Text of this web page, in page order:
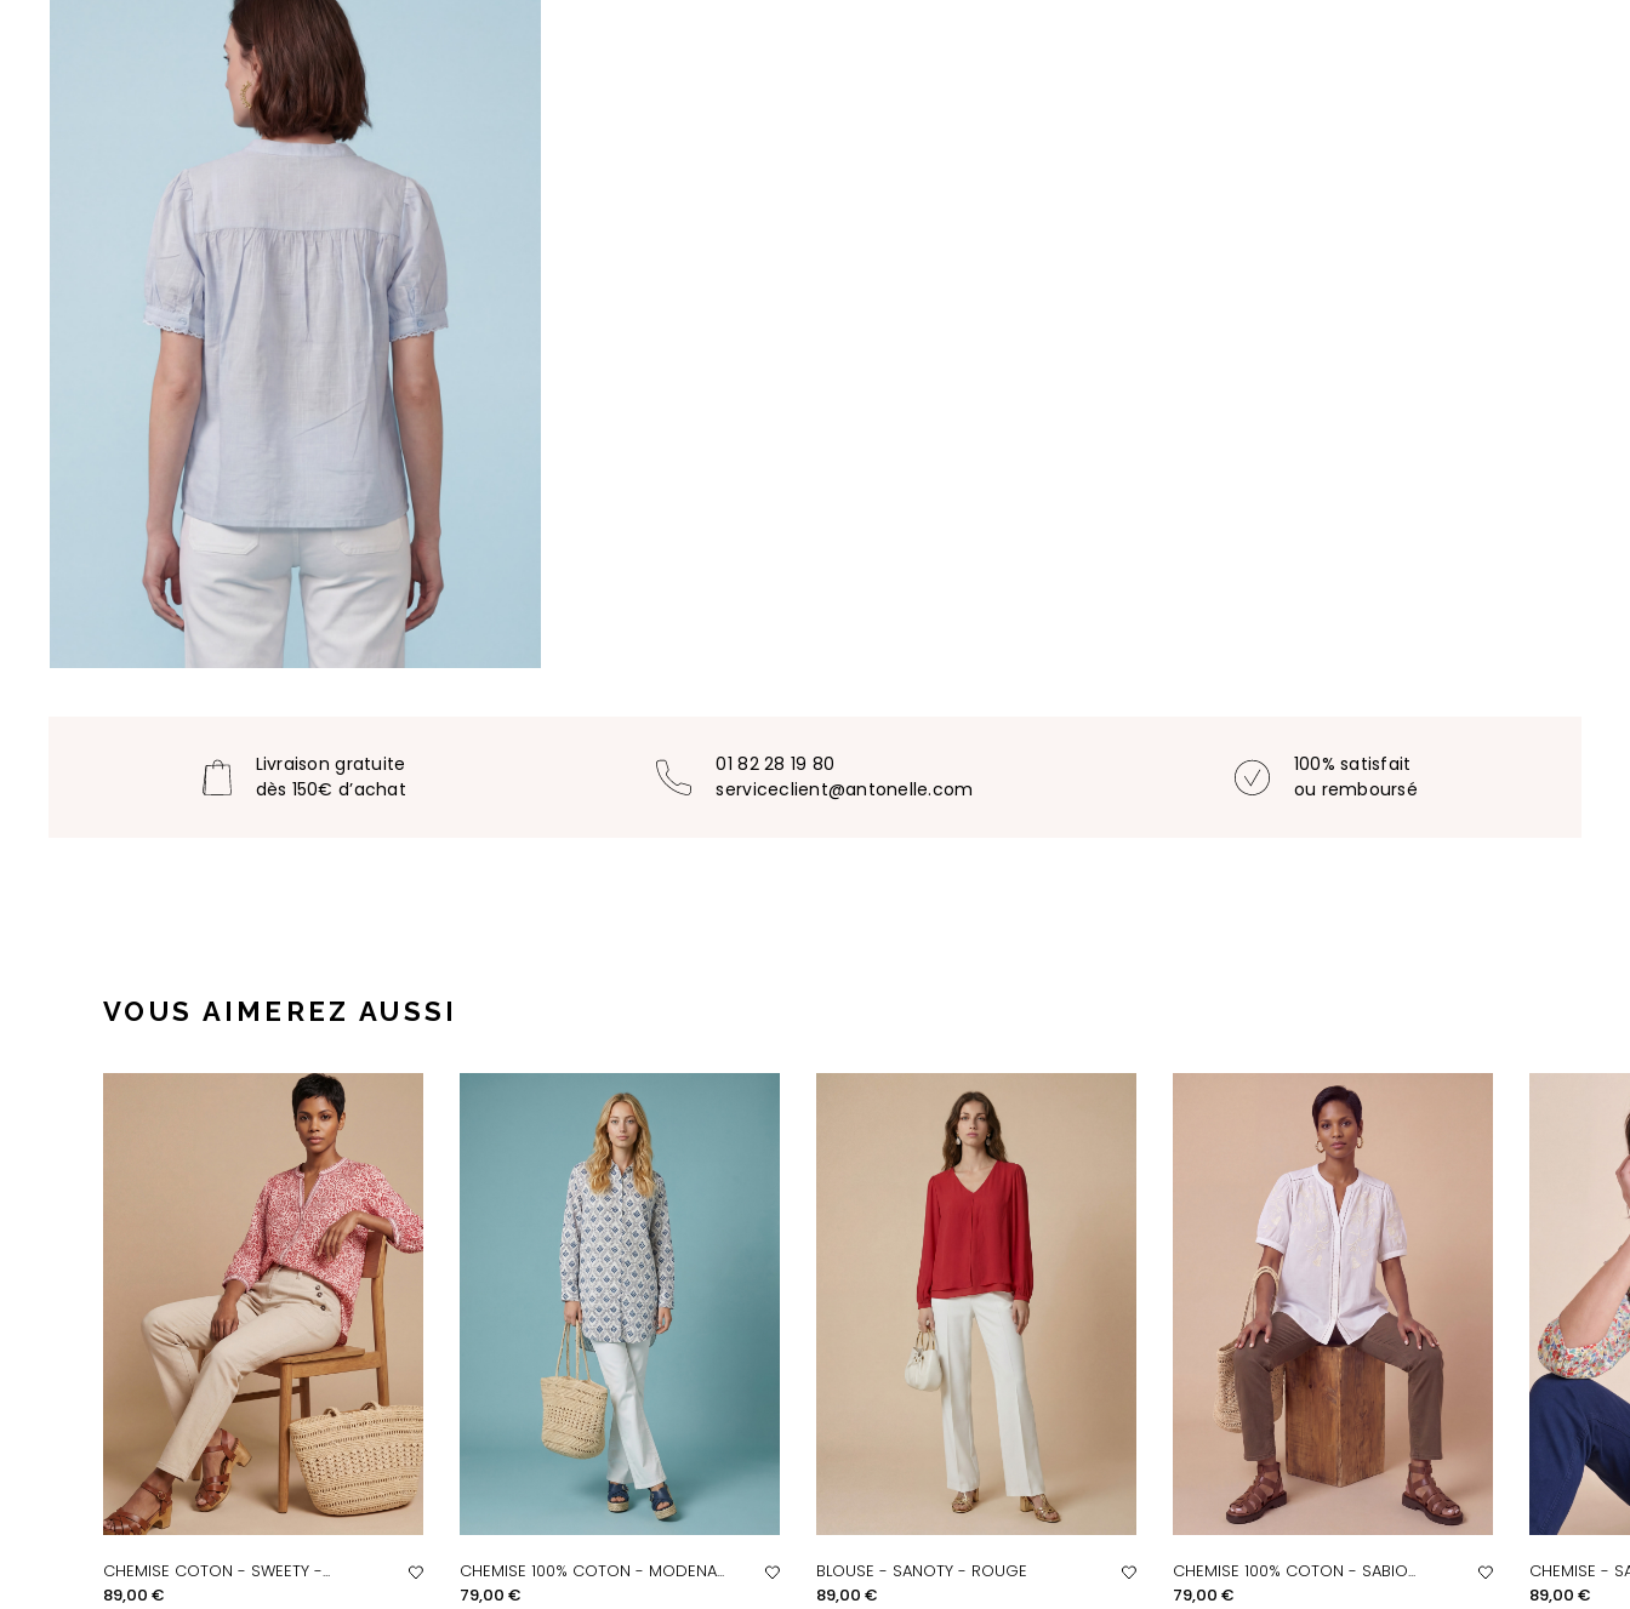
Livraison gratuite
dès 150€ d’achat
01 82 28 19 80
serviceclient@antonelle.com
100% satisfait
ou remboursé
VOUS AIMEREZ AUSSI
CHEMISE COTON - SWEETY -...
Prix
89,00 €
CHEMISE 100% COTON - MODENA...
Prix
79,00 €
BLOUSE - SANOTY - ROUGE
Prix
89,00 €
CHEMISE 100% COTON - SABIO...
Prix
79,00 €
CHEMISE -
Prix
89,00 €